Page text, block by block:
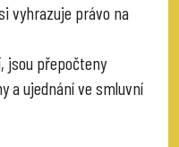
vyhrazuje právo na
jsou přepočteny
a ujednání ve smluvní